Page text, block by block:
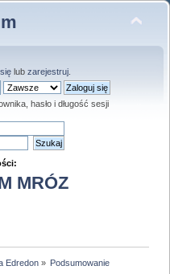
lub zarejestruj.
hasło i długość sesji
MRÓZ
Edredon» Podsumowanie